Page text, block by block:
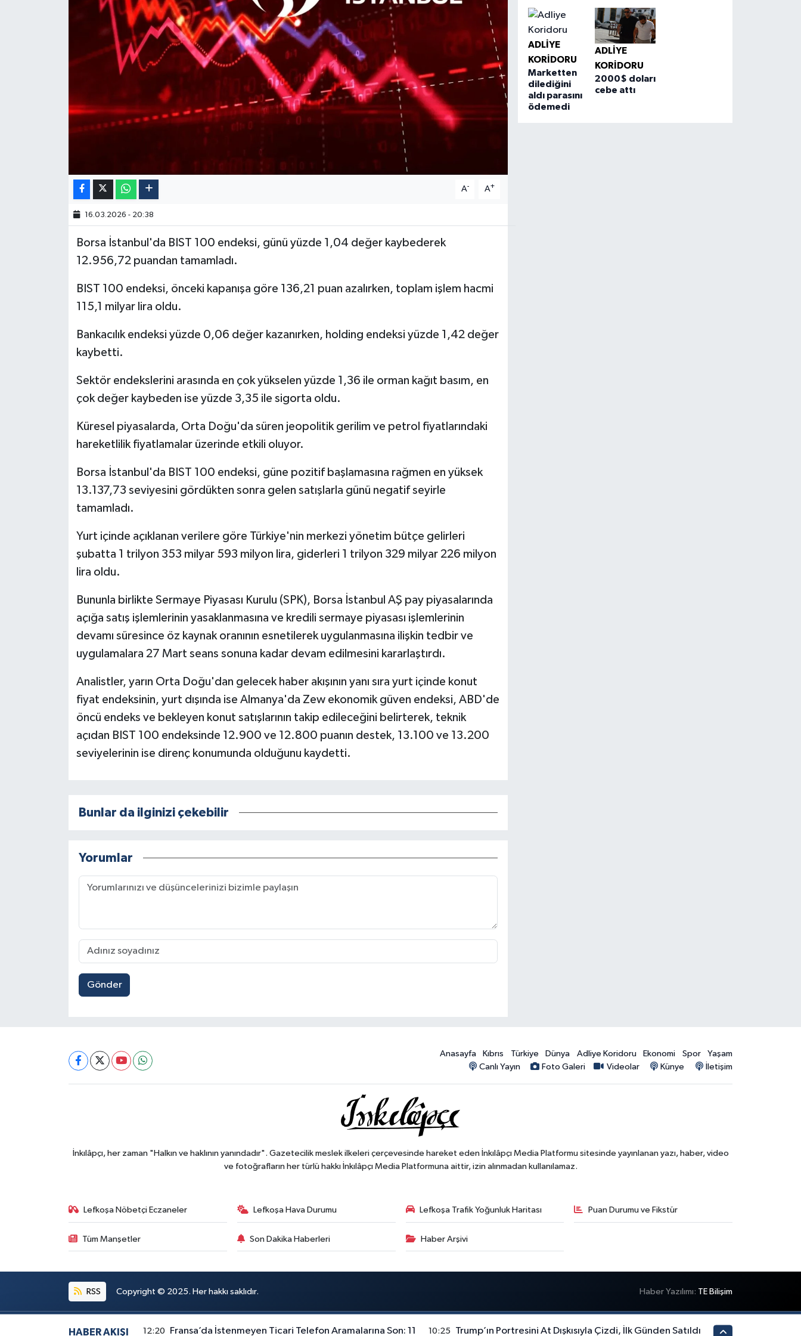
A- A+
16.03.2026 - 20:38
Borsa İstanbul'da BIST 100 endeksi, günü yüzde 1,04 değer kaybederek
12.956,72 puandan tamamladı.
BIST 100 endeksi, önceki kapanışa göre 136,21 puan azalırken, toplam işlem hacmi
115,1 milyar lira oldu.
Bankacılık endeksi yüzde 0,06 değer kazanırken, holding endeksi yüzde 1,42 değer
kaybetti.
Sektör endekslerini arasında en çok yükselen yüzde 1,36 ile orman kağıt basım, en
çok değer kaybeden ise yüzde 3,35 ile sigorta oldu.
Küresel piyasalarda, Orta Doğu'da süren jeopolitik gerilim ve petrol fiyatlarındaki
hareketlilik fiyatlamalar üzerinde etkili oluyor.
Borsa İstanbul'da BIST 100 endeksi, güne pozitif başlamasına rağmen en yüksek
13.137,73 seviyesini gördükten sonra gelen satışlarla günü negatif seyirle
tamamladı.
Yurt içinde açıklanan verilere göre Türkiye'nin merkezi yönetim bütçe gelirleri
şubatta 1 trilyon 353 milyar 593 milyon lira, giderleri 1 trilyon 329 milyar 226 milyon
lira oldu.
Bununla birlikte Sermaye Piyasası Kurulu (SPK), Borsa İstanbul AŞ pay piyasalarında
açığa satış işlemlerinin yasaklanmasına ve kredili sermaye piyasası işlemlerinin
devamı süresince öz kaynak oranının esnetilerek uygulanmasına ilişkin tedbir ve
uygulamalara 27 Mart seans sonuna kadar devam edilmesini kararlaştırdı.
Analistler, yarın Orta Doğu'dan gelecek haber akışının yanı sıra yurt içinde konut
fiyat endeksinin, yurt dışında ise Almanya'da Zew ekonomik güven endeksi, ABD'de
öncü endeks ve bekleyen konut satışlarının takip edileceğini belirterek, teknik
açıdan BIST 100 endeksinde 12.900 ve 12.800 puanın destek, 13.100 ve 13.200
seviyelerinin ise direnç konumunda olduğunu kaydetti.
Bunlar da ilginizi çekebilir
Yorumlar
Gönder
ADLIYE
KORIDORU
Marketten
dilediğini
aldı parasını
ödemedi
ADLIYE
KORIDORU
2000$ doları
cebe attı
Anasayfa Kıbrıs Türkiye Dünya Adliye Koridoru Ekonomi Spor
Yaşam
Canlı Yayın
Foto Galeri Videolar Künye İletişim
İnkılâpçı, her zaman "Halkın ve haklının yanındadır". Gazetecilik meslek ilkeleri çerçevesinde hareket eden İnkılâpçı Media Platformu sitesinde yayınlanan yazı, haber, video
ve fotoğrafların her türlü hakkı İnkılâpçı Media Platformuna aittir, izin alınmadan kullanılamaz.
Lefkoşa Nöbetçi Eczaneler Lefkoşa Hava Durumu Lefkoşa Trafik Yoğunluk Haritası Puan Durumu ve Fikstür
Tüm Manşetler Son Dakika Haberleri Haber Arşivi
RSS Copyright © 2025. Her hakkı saklıdır. Haber Yazılımı: TE Bilişim
HABER AKIŞI 12:20 Fransa’da İstenmeyen Ticari Telefon Aramalarına Son: 11 10:25 Trump’ın Portresini At Dışkısıyla Çizdi, İlk Günden Satıldı